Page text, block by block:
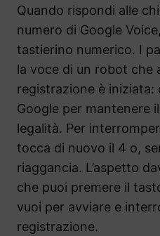
Quando rispondi alle
numero di Google
tastierino numerico. I
la voce di un robot che
registrazione è iniziata:
Google per mantenere
legalità. Per
tocca di nuovo il 4 o,
riaggancia. L’aspetto
che puoi premere il
vuoi per avviare e
registrazione.